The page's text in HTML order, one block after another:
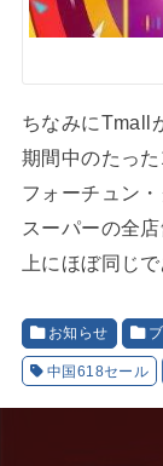
ちなみにTmall
期間中のたっ
フォーチュン
スーパーの全
上にほぼ同じ
お知らせ
中国618セール